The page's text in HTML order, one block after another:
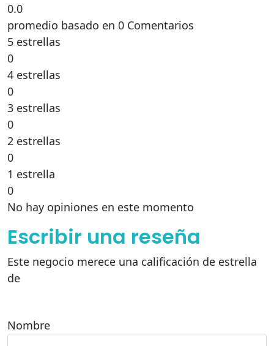
0.0
promedio basado en 0 Comentarios
5 estrellas
0
4 estrellas
0
3 estrellas
0
2 estrellas
0
1 estrella
0
No hay opiniones en este momento
Escribir una reseña
Este negocio merece una calificación de estrella
de
Nombre